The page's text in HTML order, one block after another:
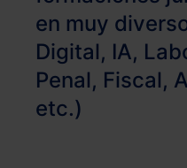
en muy
Digital, IA,
Penal, Fiscal,
etc.)